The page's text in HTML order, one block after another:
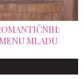
MLADU